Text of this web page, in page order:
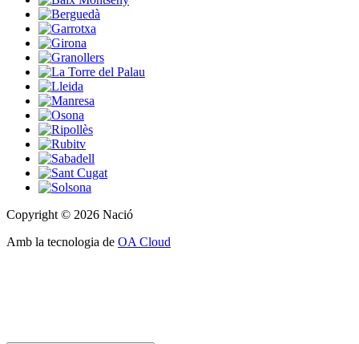
Copyright © 2026 Nació
Amb la tecnologia de OA Cloud